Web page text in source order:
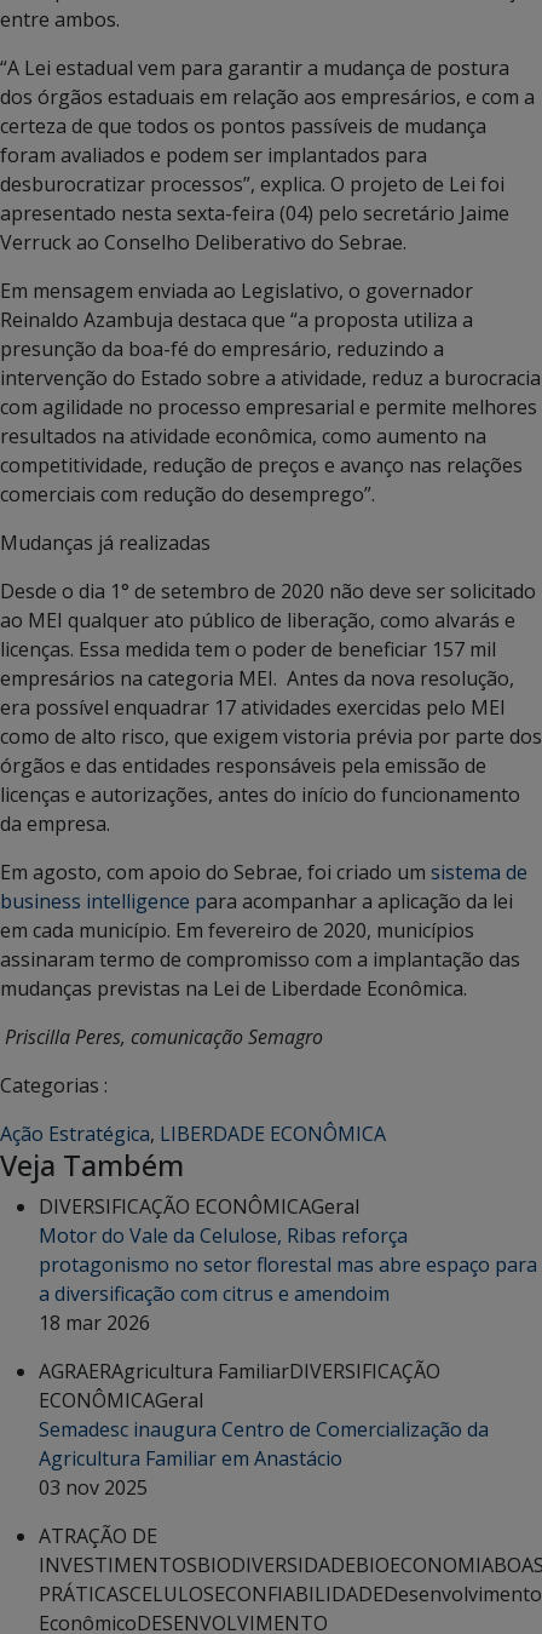
entre ambos.
“A Lei estadual vem para garantir a mudança de postura
dos órgãos estaduais em relação aos empresários, e com a
certeza de que todos os pontos passíveis de mudança
foram avaliados e podem ser implantados para
desburocratizar processos”, explica. O projeto de Lei foi
apresentado nesta sexta-feira (04) pelo secretário Jaime
Verruck ao Conselho Deliberativo do Sebrae.
Em mensagem enviada ao Legislativo, o governador
Reinaldo Azambuja destaca que “a proposta utiliza a
presunção da boa-fé do empresário, reduzindo a
intervenção do Estado sobre a atividade, reduz a burocracia
com agilidade no processo empresarial e permite melhores
resultados na atividade econômica, como aumento na
competitividade, redução de preços e avanço nas relações
comerciais com redução do desemprego”.
Mudanças já realizadas
Desde o dia 1° de setembro de 2020 não deve ser solicitado
ao MEI qualquer ato público de liberação, como alvarás e
licenças. Essa medida tem o poder de beneficiar 157 mil
empresários na categoria MEI. Antes da nova resolução,
era possível enquadrar 17 atividades exercidas pelo MEI
como de alto risco, que exigem vistoria prévia por parte dos
órgãos e das entidades responsáveis pela emissão de
licenças e autorizações, antes do início do funcionamento
da empresa.
Em agosto, com apoio do Sebrae, foi criado um sistema de
business intelligence para acompanhar a aplicação da lei
em cada município. Em fevereiro de 2020, municípios
assinaram termo de compromisso com a implantação das
mudanças previstas na Lei de Liberdade Econômica.
Priscilla Peres, comunicação Semagro
Categorias :
Ação Estratégica, LIBERDADE ECONÔMICA
Veja Também
DIVERSIFICAÇÃO ECONÔMICAGeral
Motor do Vale da Celulose, Ribas reforça
protagonismo no setor florestal mas abre espaço para
a diversificação com citrus e amendoim
18 mar 2026
AGRAERAgricultura FamiliarDIVERSIFICAÇÃO
ECONÔMICAGeral
Semadesc inaugura Centro de Comercialização da
Agricultura Familiar em Anastácio
03 nov 2025
ATRAÇÃO DE
INVESTIMENTOSBIODIVERSIDADEBIOECONOMIA
PRÁTICASCELULOSECONFIABILIDADEDesenvolvimento
EconômicoDESENVOLVIMENTO